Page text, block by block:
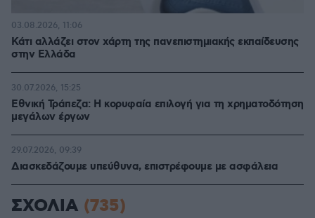
Κάτι αλλάζει στον χάρτη της πανεπιστημιακής εκπαίδευσης
στην Ελλάδα
03.08.2026, 11:06
Εθνική Τράπεζα: Η κορυφαία επιλογή για τη χρηματοδότηση
μεγάλων έργων
30.07.2026, 15:25
Διασκεδάζουμε υπεύθυνα, επιστρέφουμε με ασφάλεια
29.07.2026, 09:39
ΣΧΟΛΙΑ (735)